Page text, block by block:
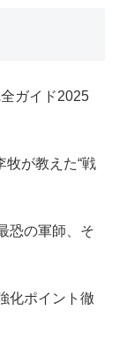
ガイド2025
牧が教えた“戦
恐の軍師、そ
化ポイント徹